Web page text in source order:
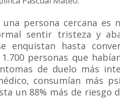
persona cercana es
sentir tristeza y
enquistan hasta
personas que
de duelo más
consumían más
un 88% más de riesgo